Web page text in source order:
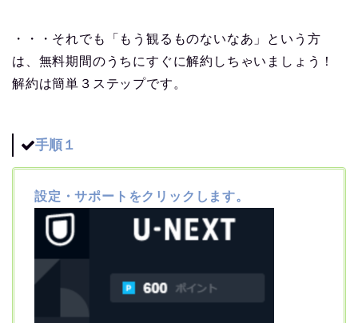
・・・それでも「もう観るものないなあ」という方
は、無料期間のうちにすぐに解約しちゃいましょう！
解約は簡単３ステップです。
手順１
設定・サポートをクリックします。